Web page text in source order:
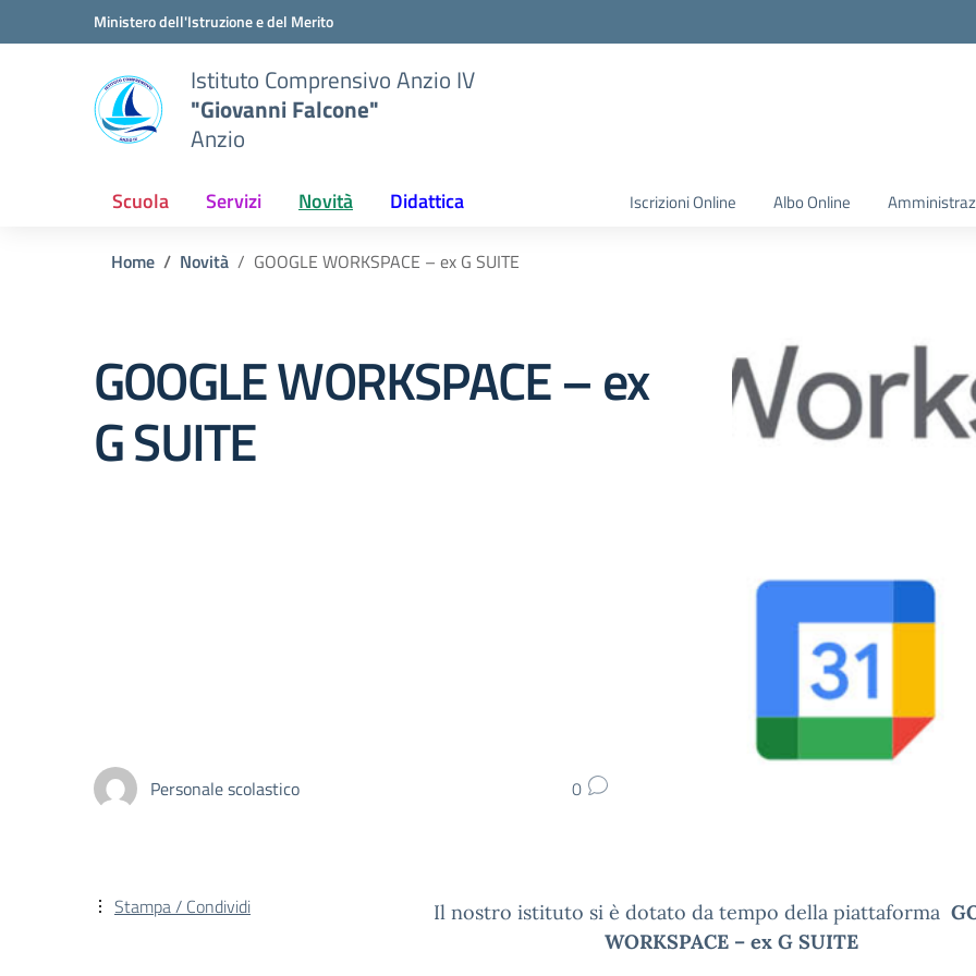
Vai ai contenuti
Vai al menu di navigazioneMinistero dell'Istruzione e del Merito
Istituto Comprensivo Anzio IV
"Giovanni Falcone"
Anzio
Scuola Servizi Novità Didattica Iscrizioni Online Albo Online
Home Novità GOOGLE WORKSPACE – ex G SUITE
GOOGLE WORKSPACE – ex
G SUITE
Personale scolastico 0
Il nostro istituto si è dotato da tempo della piattaforma
WORKSPACE – ex G SUITE
Stampa / Condividi